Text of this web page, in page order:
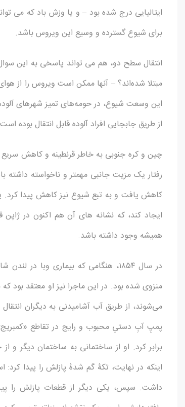
ایتالیایی درج شده بود – و یا وزش باد که می
برای شیوع گسترده و وسیع این ویروس باشد.
انتقال سطح دو، هم می تواند پاسخی به این سوال
مبتلا شده­‌ا‌‌ند؟ – آنها ممکن است ویروس را از
این وسعت شیوع، در حومه­‌های تمیز شهرهای
از طریق جابجایی افراد آلوده قابل انتقال بوده
چین و کره جنوبی به خاطر قرنطینه و کاهش
رفتار یک مزیت جانبی مهم­تر و ناخواسته
کاهش یافت و به تبع شیوع نیز کاهش پیدا کرد.
ایجاد کند، که نشانه های آن هم اکنون در
همیشه وجود داشته باشد.
در سال ۱۸۵۴، هنگامی که بیماری وبا
منزوی شده بود. در این ماجرا نیز او معتقد بود
می‌شوند، از طریق آب آشامیدنی به دیگران
پمپِ آبِ دستیِ محبوب و رایج در تقاطع
برابر کرد. او از ساختمانی به ساختمان دیگر و
اینکه در نهایت، تکۀ گم شدۀ پازلش را پیدا
داشت. سپس، یکی دیگر از قطعات پازلش را